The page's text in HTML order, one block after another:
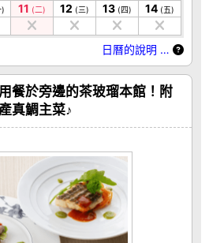
) 11 (二) 12 (三) 13 (四) 14 (五)
日曆的說明 …
餐於旁邊的茶玻瑠本館！附
真鯛主菜♪